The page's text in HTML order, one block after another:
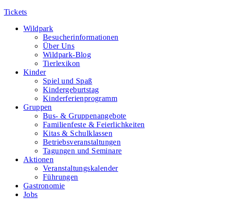
Tickets
Wildpark
Besucherinformationen
Über Uns
Wildpark-Blog
Tierlexikon
Kinder
Spiel und Spaß
Kindergeburtstag
Kinderferienprogramm
Gruppen
Bus- & Gruppenangebote
Familienfeste & Feierlichkeiten
Kitas & Schulklassen
Betriebsveranstaltungen
Tagungen und Seminare
Aktionen
Veranstaltungskalender
Führungen
Gastronomie
Jobs